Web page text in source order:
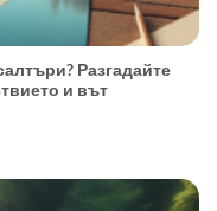
Разгадайте
и вът